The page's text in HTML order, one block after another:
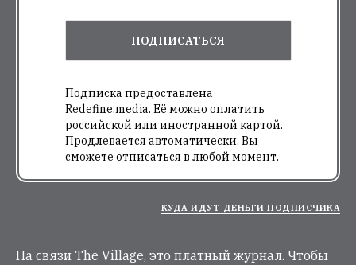
ПОДПИСАТЬСЯ
Подписка предоставлена
Redefine.media. Её можно оплатить
российской или иностранной картой.
Продлевается автоматически. Вы
сможете отписаться в любой момент.
КУДА ИДУТ ДЕНЬГИ ПОДПИСЧИКА
На связи The Village, это платный журнал. Чтобы